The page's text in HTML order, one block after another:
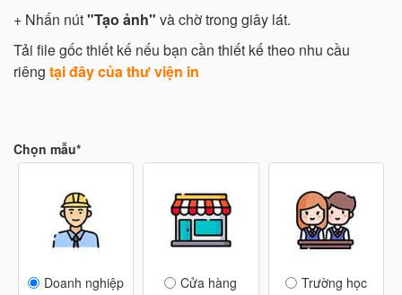
+ Nhấn nút"Tạo ảnh" và chờ trong giây lát.
Tải file gốc thiết kế nếu bạn cần thiết kế theo nhu cầu
riêng tại đây của thư viện in
Chọn mẫu*
Doanh nghiệp
Cửa hàng
Trường học